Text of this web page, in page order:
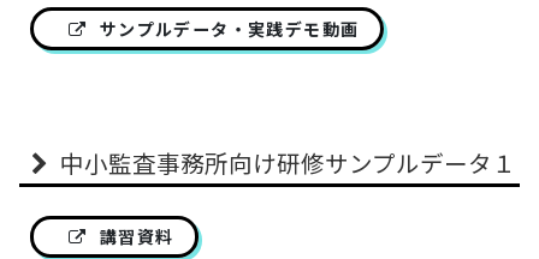
サンプルデータ・実践デモ動画
中小監査事務所向け研修サンプルデータ１
講習資料